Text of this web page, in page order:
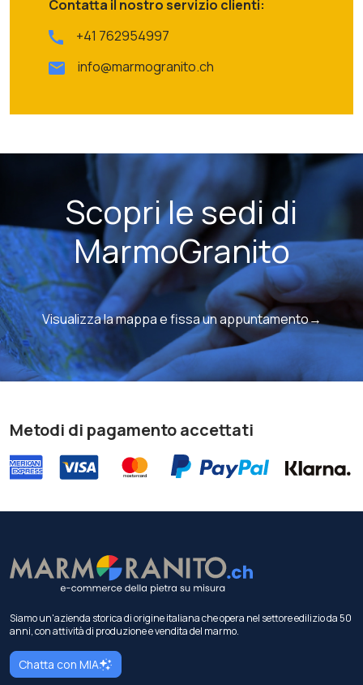
Contatta il nostro servizio clienti:
+41 762954997
info@marmogranito.ch
Scopri le sedi di
MarmoGranito
Visualizza la mappa e fissa un appuntamento→
Metodi di pagamento accettati
Siamo un'azienda storica di origine italiana che opera nel settore edilizio da 50
anni, con attività di produzione e vendita del marmo.
Chatta con MIA